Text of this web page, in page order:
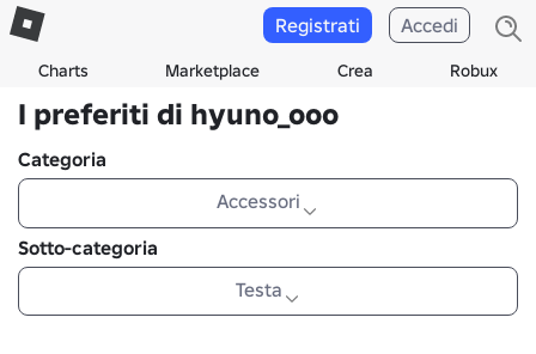
Charts Marketplace Crea Robux
Registrati Accedi
I preferiti di hyuno_ooo
Categoria
Accessori
Sotto-categoria
Testa